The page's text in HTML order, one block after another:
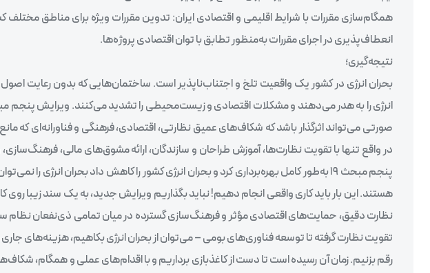
همگام‌سازی مقررات با شرایط اقلیمی و اقتصادی ایران: تدوین مقررات ویژه برای مناطق
انعطاف‌پذیری در اجرای مقررات به‌منظور تطابق با توان اقتصادی پروژه‌ها.
نتیجه‌گیری؛
بحران انرژی در کشور یک واقعیت تلخ و اجتناب‌ناپذیر است. ساختمان‌هایی که بدون رعایت
صورتی می‌تواند اثرگذار باشد که شکاف‌های عمیق نظارتی، اقتصادی، فرهنگی و فناورانه‌ای که
در واقع تنها با تقویت نظارت‌ها، آموزش طراحان و سازندگان، ارائه مشوق‌های مالی،
پنجم مبحث 19 به‌طور کامل بهره‌برداری کرد و بحران انرژی کشور را کاهش داد بحران انرژی
هستند. این بار باید کاری واقعی انجام دهیم! نباید بگذاریم ویرایش جدید، به یک سند زیبا روی
نظارت دقیق، حمایت‌های اقتصادی مؤثر و فرهنگ‌سازی گسترده در میان تمامی ذی‌نفعان نظام
تقویت نظارت گرفته تا توسعه فناوری‌های بومی – می‌توان از بحران انرژی بکاهیم، هزینه‌های